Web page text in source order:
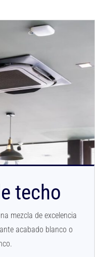
techo
mezcla de excelencia
acabado blanco o